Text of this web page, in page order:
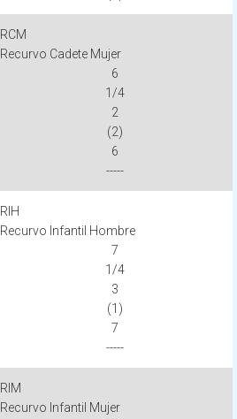
RCM
Recurvo Cadete Mujer
6
1/4
2
(2)
6
-----
RIH
Recurvo Infantil Hombre
7
1/4
3
(1)
7
-----
RIM
Recurvo Infantil Mujer